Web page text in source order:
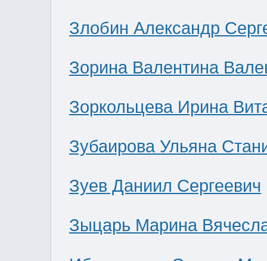
Злобин Александр
Зорина Валентина
Зоркольцева Ирина
Зубаирова Ульяна
Зуев Даниил Сергеевич
Зыцарь Марина